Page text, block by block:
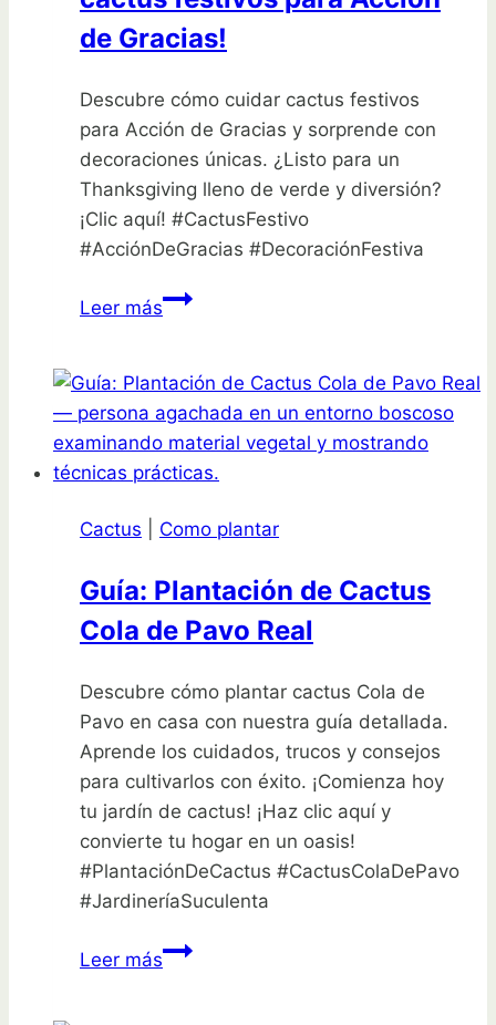
Exitosa!
de Gracias!
Descubre cómo cuidar cactus festivos
para Acción de Gracias y sorprende con
decoraciones únicas. ¿Listo para un
Thanksgiving lleno de verde y diversión?
¡Clic aquí! #CactusFestivo
#AcciónDeGracias #DecoraciónFestiva
Leer más¡Descubre
cactus
festivos
para
Acción
Gracias!
Cactus Como plantar
Guía: Plantación de Cactus
Cola de Pavo Real
Descubre cómo plantar cactus Cola de
Pavo en casa con nuestra guía detallada.
Aprende los cuidados, trucos y consejos
para cultivarlos con éxito. ¡Comienza hoy
tu jardín de cactus! ¡Haz clic aquí y
convierte tu hogar en un oasis!
#PlantaciónDeCactus #CactusColaDePavo
#JardineríaSuculenta
Leer másGuía: